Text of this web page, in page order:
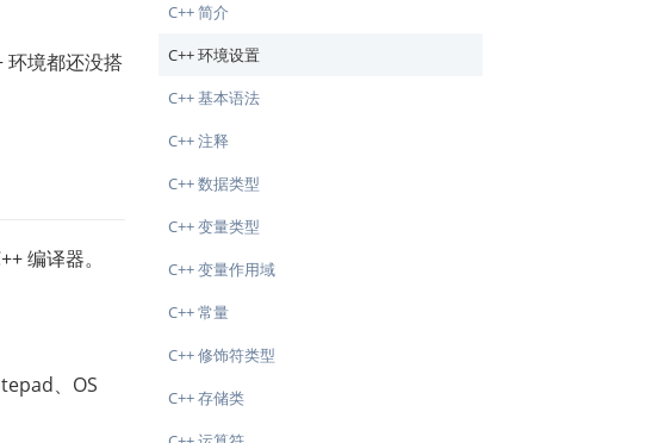
环境都还没搭
编译器。
、OS
C++ 简介
C++ 环境设置
C++ 基本语法
C++ 注释
C++ 数据类型
C++ 变量类型
C++ 变量作用域
C++ 常量
C++ 修饰符类型
C++ 存储类